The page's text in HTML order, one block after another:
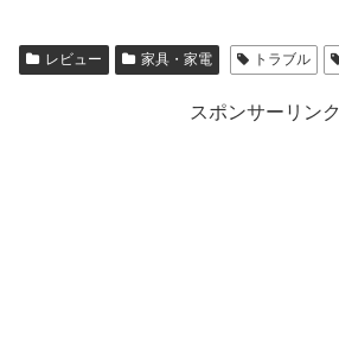
レビュー 家具・家電 トラブル
スポンサーリンク